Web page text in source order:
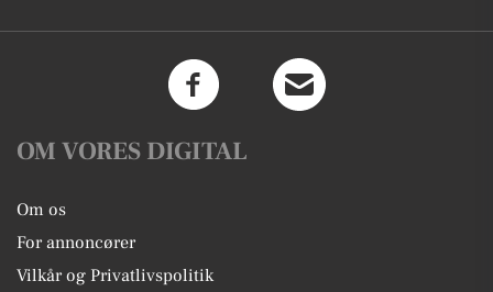
OM VORES DIGITAL
Om os
For annoncører
Vilkår og Privatlivspolitik